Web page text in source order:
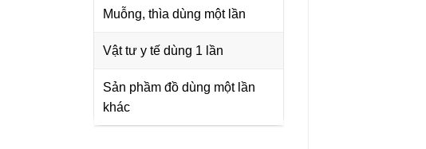
Muỗng, thìa dùng một lần
Vật tư y tế dùng 1 lần
Sản phầm đồ dùng một lần
khác